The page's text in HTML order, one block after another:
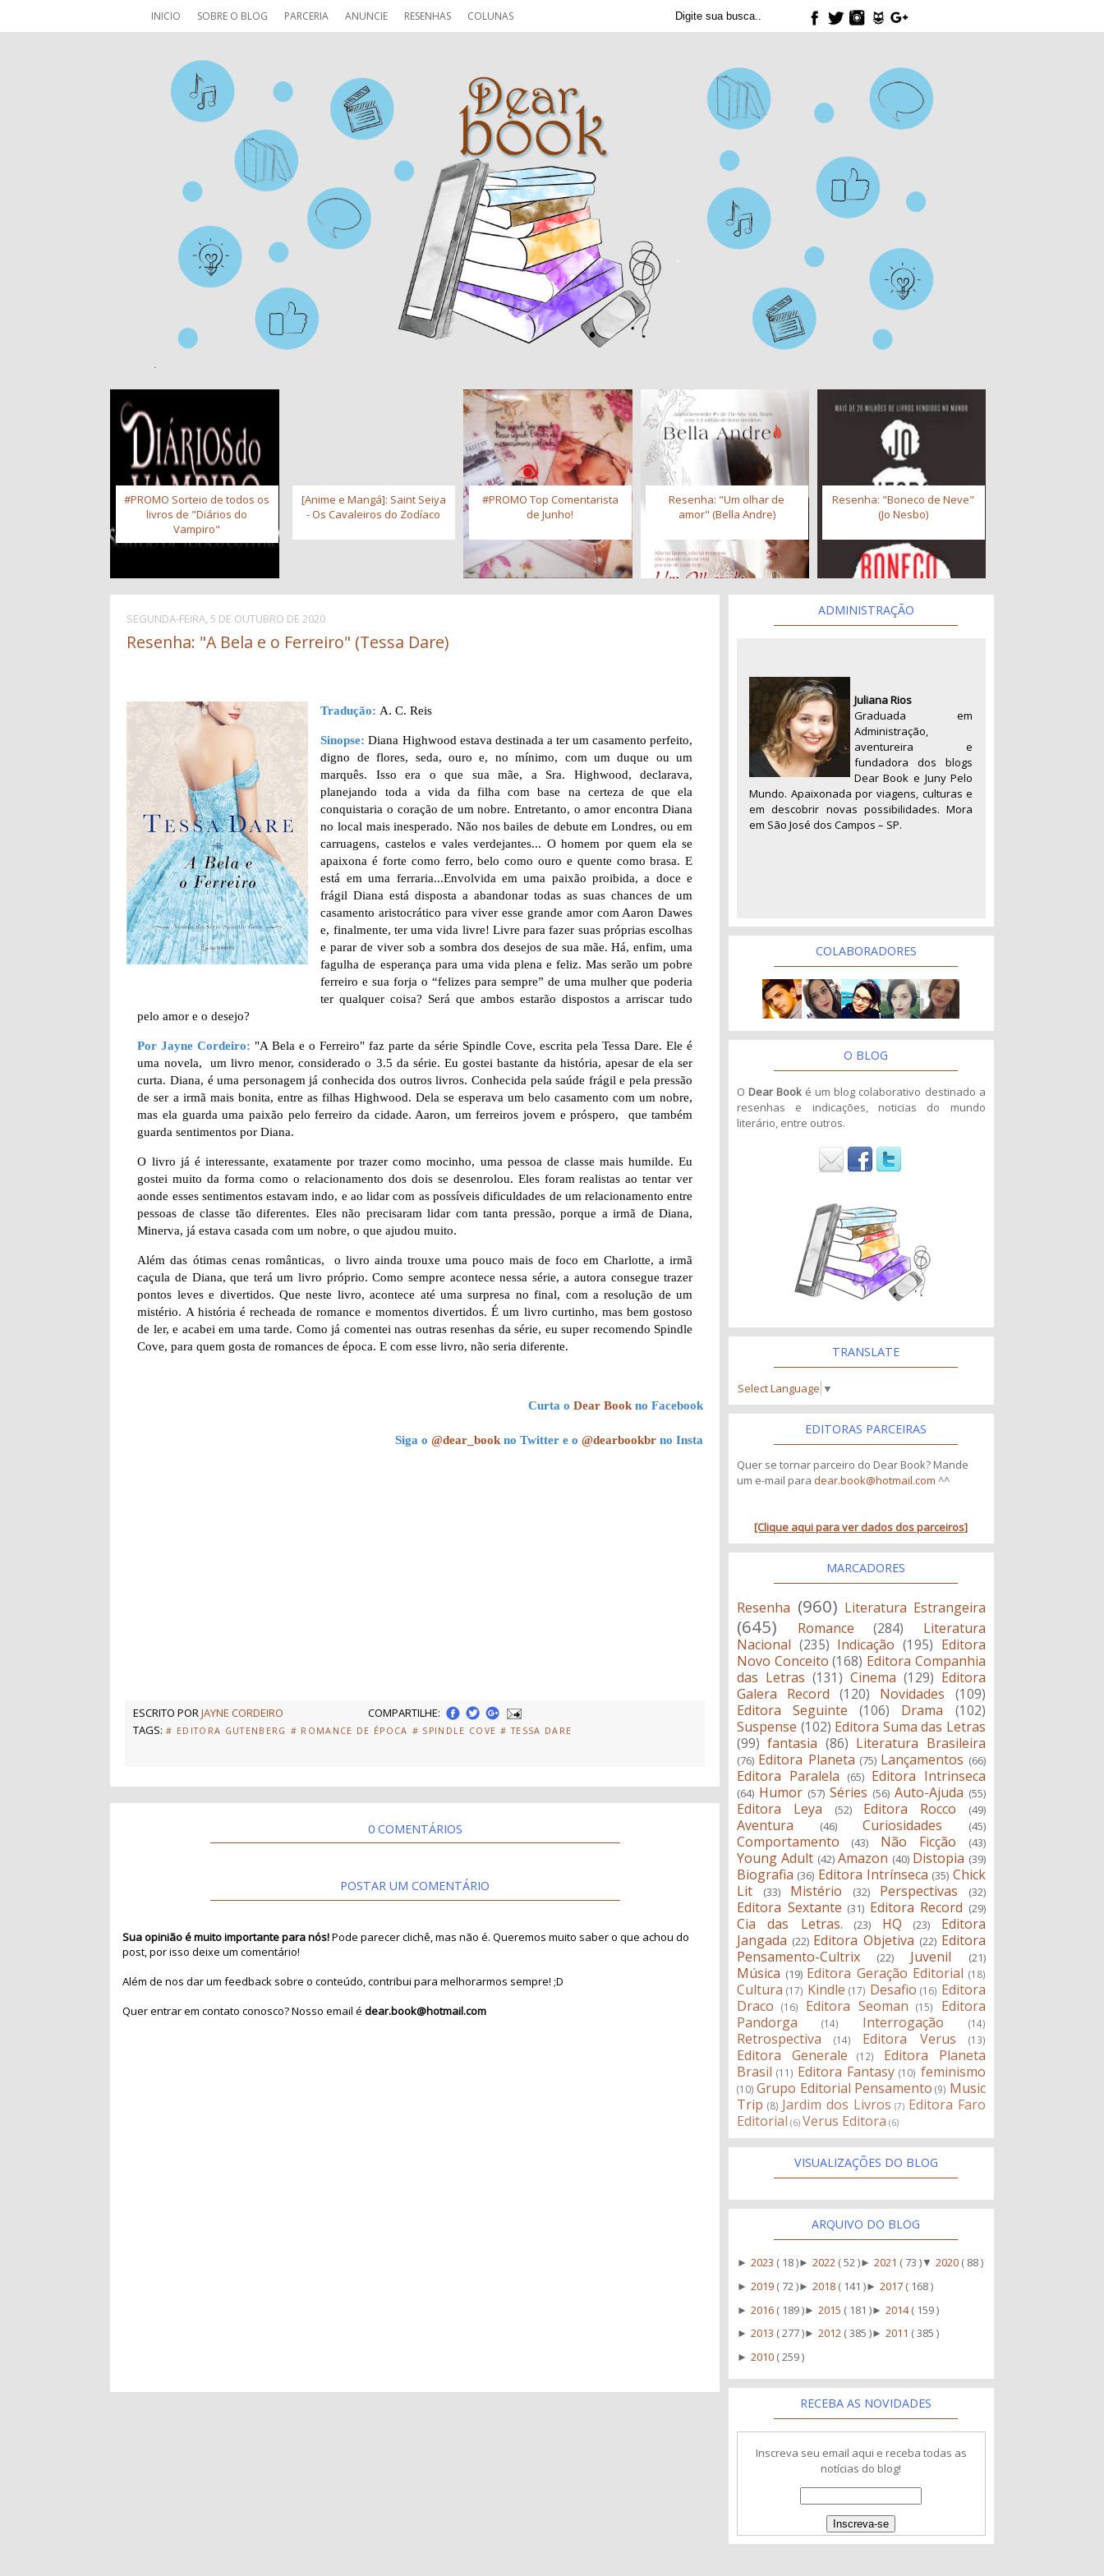
INICIO SOBRE O BLOG PARCERIA ANUNCIE RESENHAS COLUNAS
#PROMO Sorteio de todos os
livros de "Diários do
Vampiro"
[Anime e Mangá]: Saint Seiya
- Os Cavaleiros do Zodíaco
#PROMO Top Comentarista
de Junho!
Resenha: "Um olhar de
amor" (Bella Andre)
Resenha: "Boneco de Neve"
(Jo Nesbo)
SEGUNDA-FEIRA, 5 DE OUTUBRO DE 2020
Resenha: "A Bela e o Ferreiro" (Tessa Dare)
Tradução:A. C. Reis
Sinopse: Diana Highwood estava destinada a ter um casamento perfeito,
digno de flores, seda, ouro e, no mínimo, com um duque ou um
marquês. Isso era o que sua mãe, a Sra. Highwood, declarava,
planejando toda a vida da filha com base na certeza de que ela
conquistaria o coração de um nobre. Entretanto, o amor encontra Diana
no local mais inesperado. Não nos bailes de debute em Londres, ou em
carruagens, castelos e vales verdejantes... O homem por quem ela se
apaixona é forte como ferro, belo como ouro e quente como brasa. E
está em uma ferraria...Envolvida em uma paixão proibida, a doce e
frágil Diana está disposta a abandonar todas as suas chances de um
casamento aristocrático para viver esse grande amor com Aaron Dawes
e, finalmente, ter uma vida livre! Livre para fazer suas próprias escolhas
e parar de viver sob a sombra dos desejos de sua mãe. Há, enfim, uma
fagulha de esperança para uma vida plena e feliz. Mas serão um pobre
ferreiro e sua forja o “felizes para sempre” de uma mulher que poderia
ter qualquer coisa? Será que ambos estarão dispostos a arriscar tudo
pelo amor e o desejo?
Por Jayne Cordeiro: "A Bela e o Ferreiro" faz parte da série Spindle Cove, escrita pela Tessa Dare. Ele é
uma novela, um livro menor, considerado o 3.5 da série. Eu gostei bastante da história, apesar de ela ser
curta. Diana, é uma personagem já conhecida dos outros livros. Conhecida pela saúde frágil e pela pressão
de ser a irmã mais bonita, entre as filhas Highwood. Dela se esperava um belo casamento com um nobre,
mas ela guarda uma paixão pelo ferreiro da cidade. Aaron, um ferreiros jovem e próspero, que também
guarda sentimentos por Diana.
O livro já é interessante, exatamente por trazer como mocinho, uma pessoa de classe mais humilde. Eu
gostei muito da forma como o relacionamento dos dois se desenrolou. Eles foram realistas ao tentar ver
aonde esses sentimentos estavam indo, e ao lidar com as possíveis dificuldades de um relacionamento entre
pessoas de classe tão diferentes. Eles não precisaram lidar com tanta pressão, porque a irmã de Diana,
Minerva, já estava casada com um nobre, o que ajudou muito.
Além das ótimas cenas românticas, o livro ainda trouxe uma pouco mais de foco em Charlotte, a irmã
caçula de Diana, que terá um livro próprio. Como sempre acontece nessa série, a autora consegue trazer
pontos leves e divertidos. Que neste livro, acontece até uma surpresa no final, com a resolução de um
mistério. A história é recheada de romance e momentos divertidos. É um livro curtinho, mas bem gostoso
de ler, e acabei em uma tarde. Como já comentei nas outras resenhas da série, eu super recomendo Spindle
Cove, para quem gosta de romances de época. E com esse livro, não seria diferente.
Curta oDear Book no Facebook
Siga o@dear_book no Twitter e o@dearbookbr no Insta
ESCRITO PORJAYNE CORDEIRO
COMPARTILHE:
TAGS: # EDITORA GUTENBERG # ROMANCE DE ÉPOCA # SPINDLE COVE # TESSA DARE
0 COMENTÁRIOS
POSTAR UM COMENTÁRIO
Sua opinião é muito importante para nós!Pode parecer clichê, mas não é. Queremos muito saber o que achou do
post, por isso deixe um comentário!
Além de nos dar um feedback sobre o conteúdo, contribui para melhorarmos sempre! ;D
Quer entrar em contato conosco? Nosso email édear.book@hotmail.com
ADMINISTRAÇÃO
Juliana Rios
Graduada em
Administração,
aventureira e
fundadora dos blogs
Dear Book e Juny Pelo
Mundo. Apaixonada por viagens, culturas e
em descobrir novas possibilidades. Mora
em São José dos Campos – SP.
COLABORADORES
O BLOG
O Dear Book é um blog colaborativo destinado a
resenhas e indicações, noticias do mundo
literário, entre outros.
TRANSLATE
Select Language ▼
EDITORAS PARCEIRAS
Quer se tornar parceiro do Dear Book? Mande
um e-mail para dear.book@hotmail.com ^^
[Clique aqui para ver dados dos parceiros]
MARCADORES
Resenha (960) Literatura Estrangeira
(645) Romance (284)
Literatura
Nacional (235) Indicação (195) Editora
Novo Conceito (168) Editora Companhia
das Letras (131) Cinema (129) Editora
Galera Record
(120) Novidades
(109)
Editora Seguinte
(106) Drama
(102)
Suspense (102) Editora Suma das Letras
(99) fantasia (86) Literatura Brasileira
(76) Editora Planeta (75) Lançamentos (66)
Editora Paralela (65) Editora Intrinseca
(64) Humor (57) Séries (56) Auto-Ajuda (55)
Editora Leya (52) Editora Rocco (49)
Aventura (46) Curiosidades (45)
Comportamento (43) Não Ficção (43)
Young Adult (42) Amazon (40) Distopia (39)
Biografia (36) Editora Intrínseca (35) Chick
Lit
(33) Mistério (32) Perspectivas (32)
Editora Sextante (31) Editora Record (29)
Cia das Letras. (23) HQ (23)
Editora
Jangada (22) Editora Objetiva (22) Editora
Pensamento-Cultrix
(22) Juvenil (21)
Música (19) Editora Geração Editorial (18)
Cultura (17) Kindle (17) Desafio (16) Editora
Draco
(16) Editora Seoman (15)
Editora
Pandorga
(14) Interrogação (14)
Retrospectiva (14) Editora Verus (13)
Editora Generale (12)
Editora Planeta
Brasil (11) Editora Fantasy (10) feminismo
(10) Grupo Editorial Pensamento (9) Music
Trip (8) Jardim dos Livros (7) Editora Faro
Editorial (6) Verus Editora (6)
VISUALIZAÇÕES DO BLOG
ARQUIVO DO BLOG
►2023 ( 18 )►2022 ( 52 )►2021 ( 73 ) ▼2020 ( 88 )
►2019 ( 72 )►2018 ( 141 )►2017 ( 168 )
►2016 ( 189 )►2015 ( 181 )►2014( 159 )
►2013 ( 277 )►2012 ( 385 )►2011 ( 385 )
►2010 ( 259 )
RECEBA AS NOVIDADES
Inscreva seu email aqui e receba todas as
notícias do blog!